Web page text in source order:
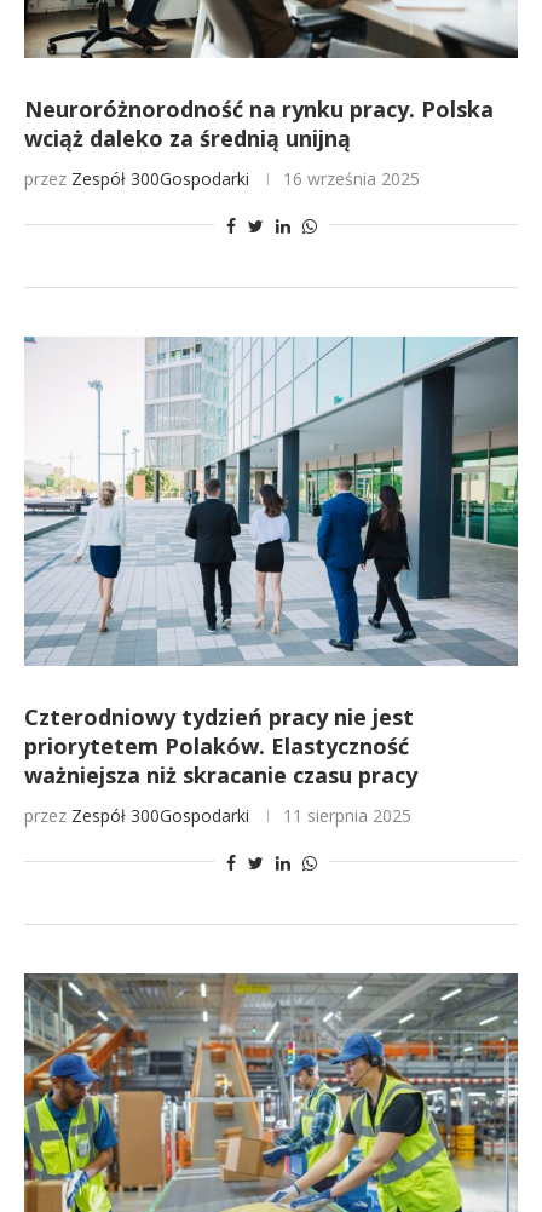
Neuroróżnorodność na rynku pracy. Polska
wciąż daleko za średnią unijną
przez Zespół 300Gospodarki 16 września 2025
Czterodniowy tydzień pracy nie jest
priorytetem Polaków. Elastyczność
ważniejsza niż skracanie czasu pracy
przez Zespół 300Gospodarki 11 sierpnia 2025